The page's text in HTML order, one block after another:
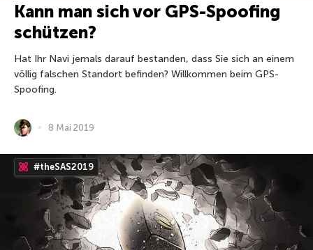
Kann man sich vor GPS-Spoofing
schützen?
Hat Ihr Navi jemals darauf bestanden, dass Sie sich an einem
völlig falschen Standort befinden? Willkommen beim GPS-
Spoofing.
8 Mai 2019
#theSAS2019